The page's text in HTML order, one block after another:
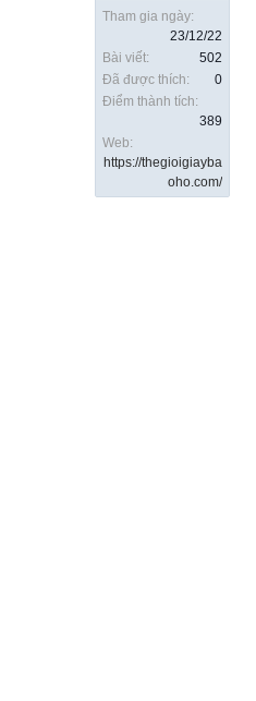
Tham gia ngày:
23/12/22
Bài viết:
502
Đã được thích:
0
Điểm thành tích:
389
Web:
https://thegioigiayba
oho.com/